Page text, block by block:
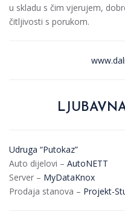
u skladu s čim vjerujem,
čitljivosti s porukom.
Udruga “Putokaz”
Auto dijelovi – AutoNETT
Server – MyDataKnox
Prodaja stanova – Projekt-